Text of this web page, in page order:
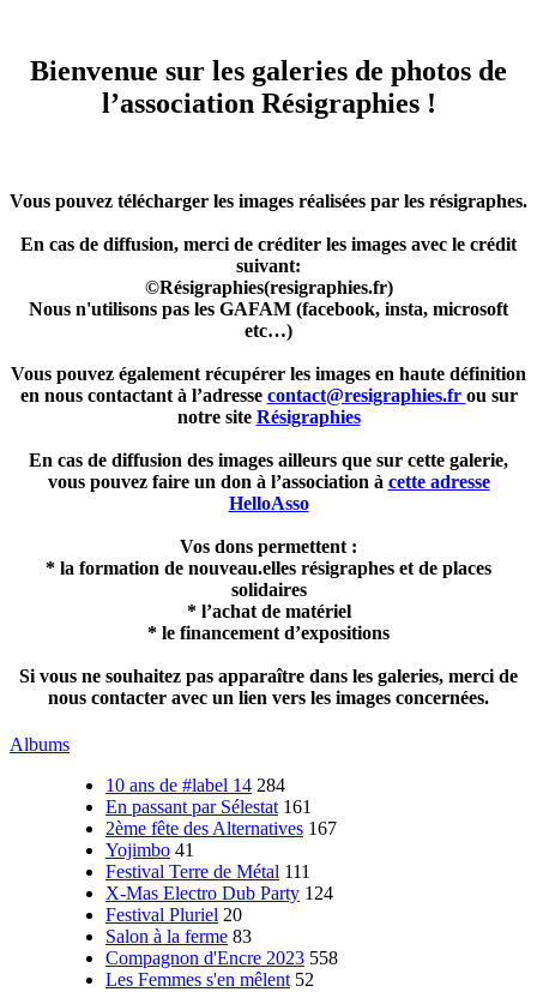
Bienvenue sur les galeries de photos de
l’association Résigraphies !
Vous pouvez télécharger les images réalisées par les résigraphes.
En cas de diffusion, merci de créditer les images avec le crédit
suivant:
©Résigraphies(resigraphies.fr)
Nous n'utilisons pas les GAFAM (facebook, insta, microsoft
etc…)
Vous pouvez également récupérer les images en haute définition
en nous contactant à l’adresse contact@resigraphies.fr ou sur
notre site Résigraphies
En cas de diffusion des images ailleurs que sur cette galerie,
vous pouvez faire un don à l’association à cette adresse
HelloAsso
Vos dons permettent :
* la formation de nouveau.elles résigraphes et de places
solidaires
* l’achat de matériel
* le financement d’expositions
Si vous ne souhaitez pas apparaître dans les galeries, merci de
nous contacter avec un lien vers les images concernées.
Albums
10 ans de #label 14 284
En passant par Sélestat 161
2ème fête des Alternatives 167
Yojimbo 41
Festival Terre de Métal 111
X-Mas Electro Dub Party 124
Festival Pluriel 20
Salon à la ferme 83
Compagnon d'Encre 2023 558
Les Femmes s'en mêlent 52